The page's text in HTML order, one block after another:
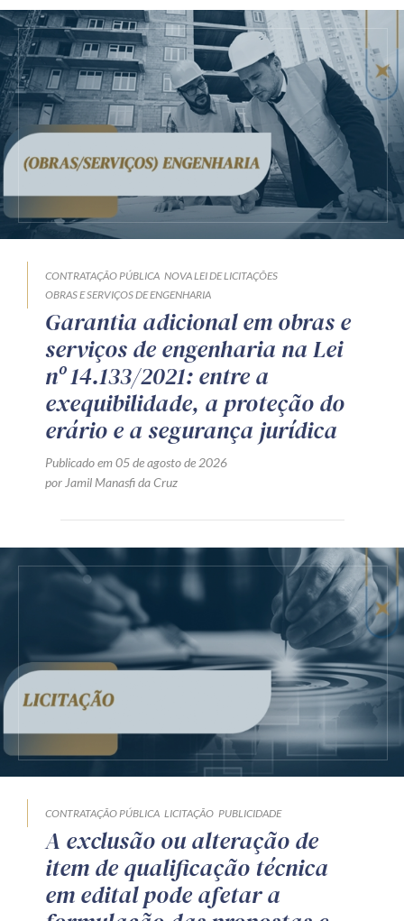
CONTRATAÇÃO PÚBLICA NOVA LEI DE LICITAÇÕES
OBRAS E SERVIÇOS DE ENGENHARIA
Garantia adicional em obras e
serviços de engenharia na Lei
nº 14.133/2021: entre a
exequibilidade, a proteção do
erário e a segurança jurídica
Publicado em 05 de agosto de 2026
por Jamil Manasfi da Cruz
CONTRATAÇÃO PÚBLICA LICITAÇÃO PUBLICIDADE
A exclusão ou alteração de
item de qualificação técnica
em edital pode afetar a